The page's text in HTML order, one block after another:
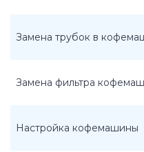
Замена трубок в
Замена фильтра
Настройка кофемашины